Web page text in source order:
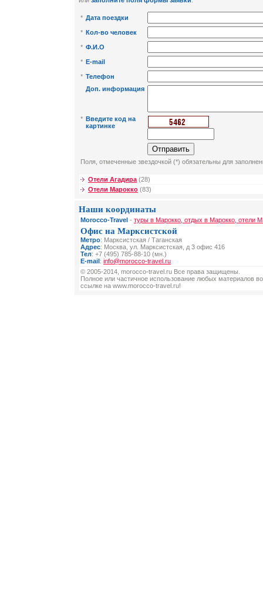
* Дата поездки
* Кол-во человек
* Ф.И.О
* E-mail
* Телефон
Доп. информация
* Введите код на
картинке
Поля, отмеченные звездочкой (*) обязательны для
Отели Агадира(28)
Отели Марокко (83)
Наши координаты
Morocco-Travel - туры в Марокко, отдых в Марокко, отели
Офис на Марксистской
Метро: Марксистская / Таганская
Адрес: Москва, ул. Марксистская, д 3 офис 416
Тел: +7 (495) 785-88-10 (мн.)
E-mail: info@morocco-travel.ru
© 2005-2014, morocco-travel.ru Все права защищены.
Полное или частичное использование любых материалов
ссылке на www.morocco-travel.ru!